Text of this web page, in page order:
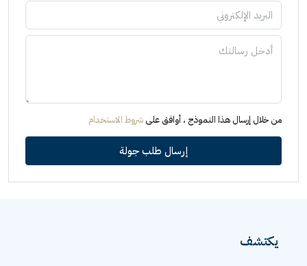
من خلال إرسال هذا النموذج ، أوافق على شروط الاستخدام
إرسال طلب جولة
يكتشف